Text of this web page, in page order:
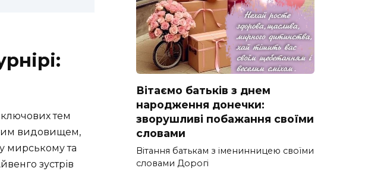
тем
видовищем,
мирському та
зустрів
Вітаємо батьків з днем
народження донечки:
зворушливі побажання своїми
словами
Вітання батькам з іменинницею своїми
словами Дорогі